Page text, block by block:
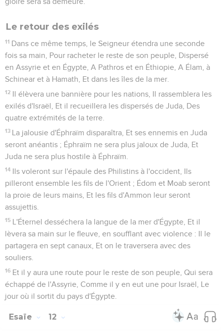
Où il y avait plus d'images qu'à Jérusalem et à Samarie,
à Jérusalem et à ses images ?
12 Mais, quand le Seigneur aura accompli toute son oeuvre
Sur la montagne de Sion et à Jérusalem, Je punirai le roi
d'Assyrie pour le fruit de son coeur orgueilleux, Et pour
l'arrogance de ses regards hautains.
13 Car il dit : C'est par la force de ma main que j'ai agi, C'est
par ma sagesse, car je suis intelligent ; J'ai reculé les limites
des peuples, et pillé leurs trésors, Et, comme un héros, j'ai
renversé ceux qui siégeaient sur des trônes ;
14 J'ai mis la main sur les richesses des peuples, comme sur
un nid, Et, comme on ramasse des oeufs abandonnés, J'ai
ramassé toute la terre : Nul n'a remué l'aile, Ni ouvert le bec,
ni poussé un cri. -
15 La hache se glorifie-t-elle envers celui qui s'en sert ? Ou la
scie est-elle arrogante envers celui qui la manie ? Comme si
la verge faisait mouvoir celui qui la lève, Comme si le bâton
soulevait celui qui n'est pas du bois !
16 C'est pourquoi le Seigneur, le Seigneur des armées,
enverra Le dépérissement parmi ses robustes guerriers ; Et,
sous sa magnificence, éclatera un embrasement, Comme
l'embrasement d'un feu.
17 La lumière d'Israël deviendra un feu, Et son Saint une
flamme, Qui consumera et dévorera ses épines et ses